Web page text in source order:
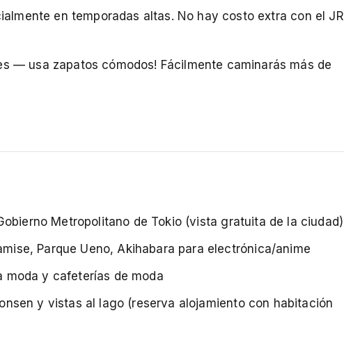
en temporadas altas. No hay costo extra con el JR
— usa zapatos cómodos! Fácilmente caminarás más de
Metropolitano de Tokio (vista gratuita de la ciudad)
Parque Ueno, Akihabara para electrónica/anime
moda y cafeterías de moda
y vistas al lago (reserva alojamiento con habitación